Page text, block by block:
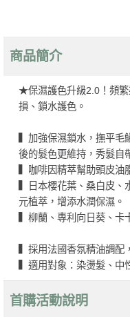
商品簡介
★保濕護色升級2.0！頻
損、鎖水護色。
▍加強保濕鎖水，撫平毛
後的髮色更維持，秀髮自
▍咖啡因精萃幫助頭皮油
▍日本櫻花葉、桑白皮、
元植萃，增添水潤保濕。
▍柳蘭、專利向日葵、卡
▍採用法國香氛精油調配
▍適用對象：染燙髮、中
首購活動說明